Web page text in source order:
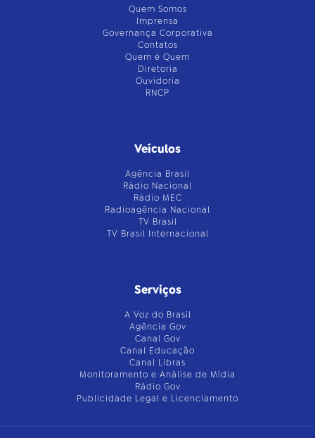
Quem Somos
Imprensa
Governança Corporativa
Contatos
Quem é Quem
Diretoria
Ouvidoria
RNCP
Veículos
Agência Brasil
Rádio Nacional
Rádio MEC
Radioagência Nacional
TV Brasil
TV Brasil Internacional
Serviços
A Voz do Brasil
Agência Gov
Canal Gov
Canal Educação
Canal Libras
Monitoramento e Análise de Mídia
Rádio Gov
Publicidade Legal e Licenciamento